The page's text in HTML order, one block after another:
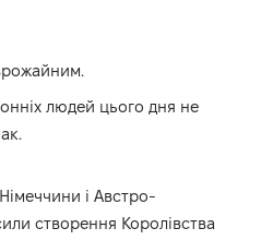
людей цього дня не
і Австро-
створення Королівства